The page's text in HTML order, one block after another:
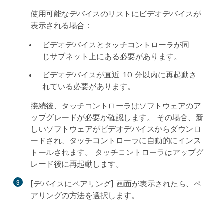
使用可能なデバイスのリストにビデオデバイスが
表示される場合：
ビデオデバイスとタッチコントローラが同
じサブネット上にある必要があります。
ビデオデバイスが直近 10 分以内に再起動さ
れている必要があります。
接続後、タッチコントローラはソフトウェアのア
ップグレードが必要か確認します。 その場合、新
しいソフトウェアがビデオデバイスからダウンロ
ードされ、タッチコントローラに自動的にインス
トールされます。 タッチコントローラはアップグ
レード後に再起動します。
3
[デバイスにペアリング] 画面が表示されたら、ペ
アリングの方法を選択します。